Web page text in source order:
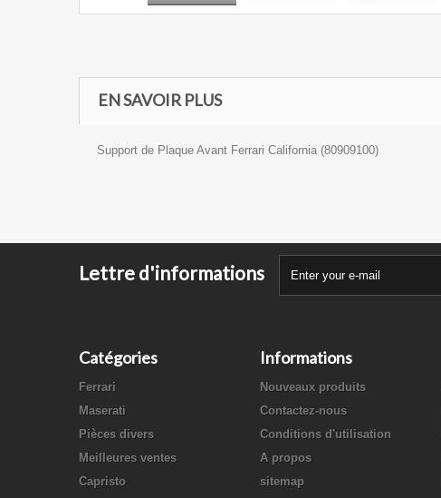
EN SAVOIR PLUS
Support de Plaque Avant Ferrari California (80909100)
Lettre d'informations
Catégories
Ferrari
Maserati
Pièces divers
Meilleures ventes
Capristo
Informations
Nouveaux produits
Contactez-nous
Conditions d'utilisation
A propos
sitemap